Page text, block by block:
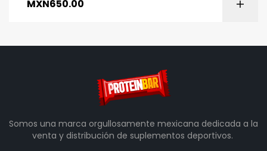
MXN650.00
Somos una marca orgullosamente mexicana dedicada a la
venta y distribución de suplementos deportivos.